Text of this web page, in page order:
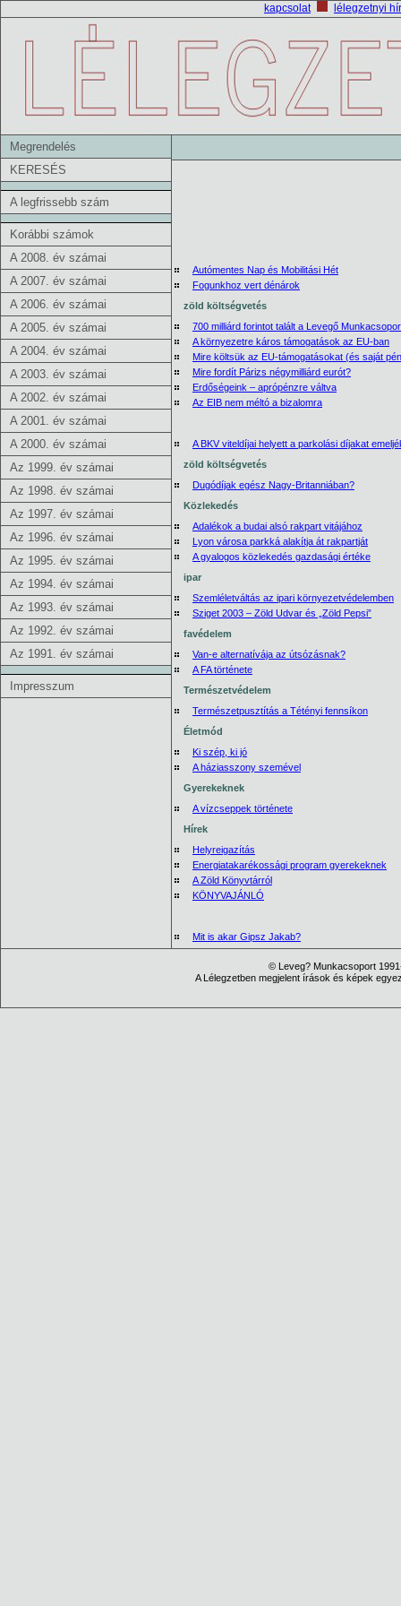
kapcsolat lélegzetnyi
Megrendelés
KERESÉS
A legfrissebb szám
Korábbi számok
A 2008. év számai
A 2007. év számai
A 2006. év számai
A 2005. év számai
A 2004. év számai
A 2003. év számai
A 2002. év számai
A 2001. év számai
A 2000. év számai
Az 1999. év számai
Az 1998. év számai
Az 1997. év számai
Az 1996. év számai
Az 1995. év számai
Az 1994. év számai
Az 1993. év számai
Az 1992. év számai
Az 1991. év számai
Impresszum
Autómentes Nap és Mobilitási Hét
Fogunkhoz vert dénárok
zöld költségvetés
700 milliárd forintot talált a Levegő
A környezetre káros támogatások az EU-ban
Mire költsük az EU-támogatásokat (és saját
Mire fordít Párizs négymilliárd eurót?
Erdőségeink – aprópénzre váltva
Az EIB nem méltó a bizalomra
A BKV viteldíjai helyett a parkolási díjakat
zöld költségvetés
Dugódíjak egész Nagy-Britanniában?
Közlekedés
Adalékok a budai alsó rakpart vitájához
Lyon városa parkká alakítja át rakpartját
A gyalogos közlekedés gazdasági értéke
ipar
Szemléletváltás az ipari környezetvédelemben
Sziget 2003 – Zöld Udvar és „Zöld Pepsi”
favédelem
Van-e alternatívája az útsózásnak?
A FA története
Természetvédelem
Természetpusztítás a Tétényi fennsíkon
Életmód
Ki szép, ki jó
A háziasszony szemével
Gyerekeknek
A vízcseppek története
Hírek
Helyreigazítás
Energiatakarékossági program gyerekeknek
A Zöld Könyvtárról
KÖNYVAJÁNLÓ
Mit is akar Gipsz Jakab?
© Leveg? Munkacsoport
A Lélegzetben megjelent írások és képek